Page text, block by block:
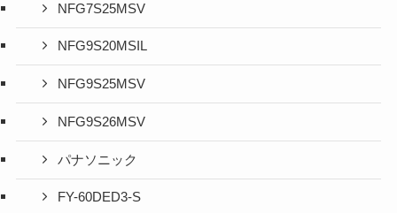
NFG7S25MSV
NFG9S20MSIL
NFG9S25MSV
NFG9S26MSV
パナソニック
FY-60DED3-S